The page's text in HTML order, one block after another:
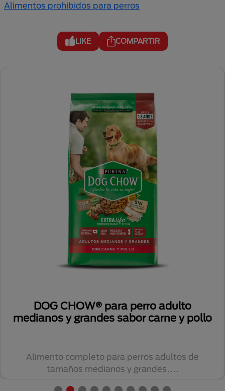
Alimentos prohibidos para perros
LIKE COMPARTIR
DOG CHOW® para perro adulto
medianos y grandes sabor carne y pollo
Alimento completo para perros adultos de
tamaños medianos y grandes....